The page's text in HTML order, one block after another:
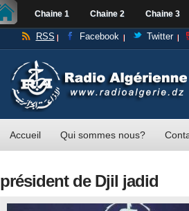
Chaine 1 Chaine 2 Chaine 3
RSS Facebook Twitter
Accueil Qui sommes nous?
président de Djil jadid